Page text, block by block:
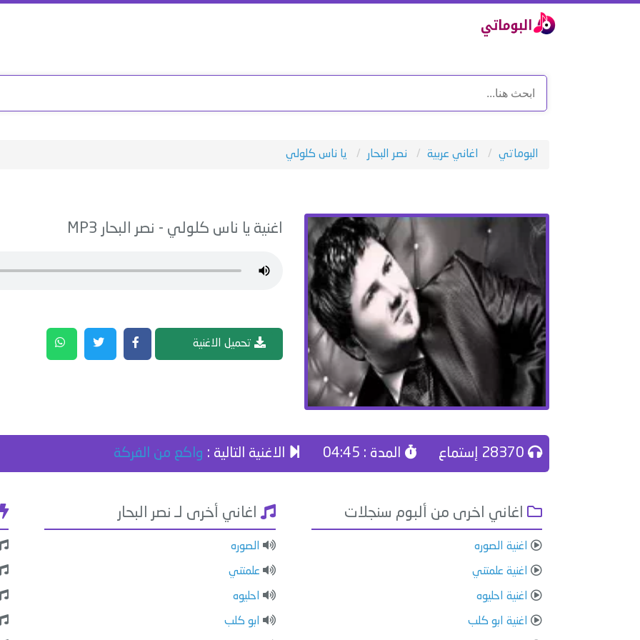
البوماتي اغاني عربية نصر البحار يا ناس كلولي
اغنية يا ناس كلولي - نصر البحار
تحميل الاغنية
المدة : 04:45 الاغنية التالية : واكع من الفركة
اغاني اخرى من ألبوم سنجلات
اغنية الصوره
اغنية علمتني
اغنية احليوه
اغنية ابو كلب
اغاني أخرى لـ نصر البحار
الصوره
علمتني
احليوه
ابو كلب